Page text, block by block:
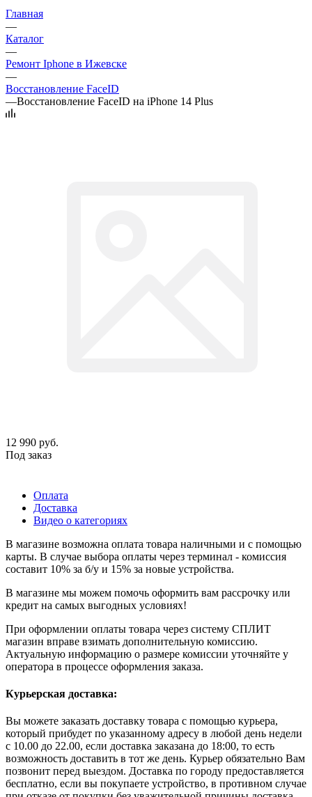
Главная
—
Каталог
—
Ремонт Iphone в Ижевске
—
Восстановление FaceID
—Восстановление FaceID на iPhone 14 Plus
12 990 руб.
Под заказ
Оплата
Доставка
Видео о категориях
В магазине возможна оплата товара наличными и с помощью
карты. В случае выбора оплаты через терминал - комиссия
составит 10% за б/у и 15% за новые устройства.
В магазине мы можем помочь оформить вам рассрочку или
кредит на самых выгодных условиях!
При оформлении оплаты товара через систему СПЛИТ
магазин вправе взимать дополнительную комиссию.
Актуальную информацию о размере комиссии уточняйте у
оператора в процессе оформления заказа.
Курьерская доставка:
Вы можете заказать доставку товара с помощью курьера,
который прибудет по указанному адресу в любой день недели
с 10.00 до 22.00, если доставка заказана до 18:00, то есть
возможность доставить в тот же день. Курьер обязательно Вам
позвонит перед выездом. Доставка по городу предоставляется
бесплатно, если вы покупаете устройство, в противном случае